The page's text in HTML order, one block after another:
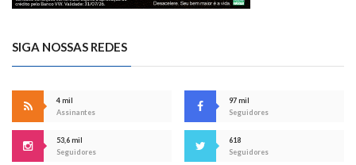
SIGA NOSSAS REDES
4 mil
Assinantes
97 mil
Seguidores
53,6 mil
Seguidores
618
Seguidores